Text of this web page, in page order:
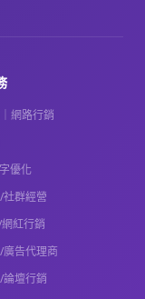
網路行銷
優化
群經營
紅行銷
告代理商
論壇行銷